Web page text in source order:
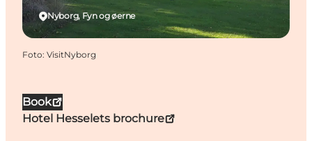
Book
Hotel Hesselets brochure
Nyborg, Fyn og øerne
Foto: VisitNyborg